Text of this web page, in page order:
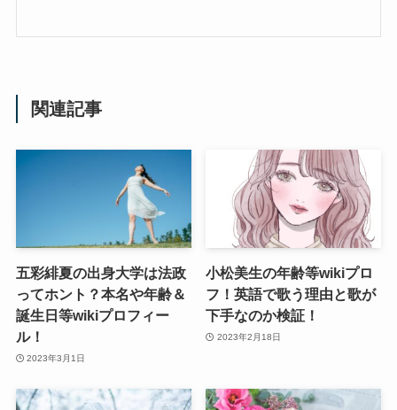
関連記事
五彩緋夏の出身大学は法政
ってホント？本名や年齢＆
誕生日等wikiプロフィー
ル！
2023年3月1日
小松美生の年齢等wikiプロ
フ！英語で歌う理由と歌が
下手なのか検証！
2023年2月18日